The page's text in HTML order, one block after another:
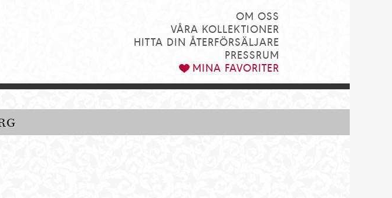
OM OSS
VÅRA KOLLEKTIONER
HITTA DIN ÅTERFÖRSÄLJARE
PRESSRUM
MINA FAVORITER